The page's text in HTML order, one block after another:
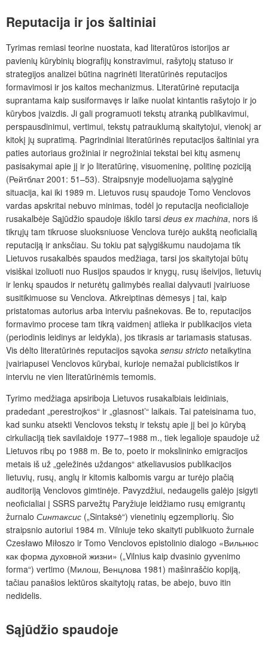
Reputacija ir jos šaltiniai
Tyrimas remiasi teorine nuostata, kad literatūros istorijos ar
pavienių kūrybinių biografijų konstravimui, rašytojų statuso ir
strategijos analizei būtina nagrinėti literatūrinės reputacijos
formavimosi ir jos kaitos mechanizmus. Literatūrinė reputacija
suprantama kaip susiformavęs ir laike nuolat kintantis rašytojo ir jo
kūrybos įvaizdis. Ji gali programuoti tekstų atranką publikavimui,
perspausdinimui, vertimui, tekstų patrauklumą skaitytojui, vienokį ar
kitokį jų supratimą. Pagrindiniai literatūrinės reputacijos šaltiniai yra
paties autoriaus grožiniai ir negrožiniai tekstai bei kitų asmenų
pasisakymai apie jį ir jo literatūrinę, visuomeninę, politinę poziciją
(Рейтблат 2001: 51–53). Straipsnyje modeliuojama sąlyginė
situacija, kai iki 1989 m. Lietuvos rusų spaudoje Tomo Venclovos
vardas apskritai nebuvo minimas, todėl jo reputacija neoficialioje
rusakalbėje Sąjūdžio spaudoje iškilo tarsi deus ex machina, nors iš
tikrųjų tam tikruose sluoksniuose Venclova turėjo aukštą neoficialią
reputaciją ir anksčiau. Su tokiu pat sąlygiškumu naudojama tik
Lietuvos rusakalbės spaudos medžiaga, tarsi jos skaitytojai būtų
visiškai izoliuoti nuo Rusijos spaudos ir knygų, rusų išeivijos, lietuvių
ir lenkų spaudos ir neturėtų galimybės realiai dalyvauti įvairiuose
susitikimuose su Venclova. Atkreiptinas dėmesys į tai, kaip
pristatomas autorius arba interviu pašnekovas. Be to, reputacijos
formavimo procese tam tikrą vaidmenį atlieka ir publikacijos vieta
(periodinis leidinys ar leidykla), jos tikrasis ar tariamasis statusas.
Vis dėlto literatūrinės reputacijos sąvoka sensu stricto netaikytina
įvairiapusei Venclovos kūrybai, kurioje nemažai publicistikos ir
interviu ne vien literatūrinėmis temomis.
Tyrimo medžiaga apsiriboja Lietuvos rusakalbiais leidiniais,
pradedant „perestrojkos“ ir „glasnost’“ laikais. Tai pateisinama tuo,
kad sunku atsekti Venclovos tekstų ir tekstų apie jį bei jo kūrybą
cirkuliaciją tiek savilaidoje 1977–1988 m., tiek legalioje spaudoje už
Lietuvos ribų po 1988 m. Be to, poeto ir mokslininko emigracijos
metais iš už „geležinės uždangos“ atkeliavusios publikacijos
lietuvių, rusų, anglų ir kitomis kalbomis vargu ar turėjo plačią
auditoriją Venclovos gimtinėje. Pavyzdžiui, nedaugelis galėjo įsigyti
neoficialiai į SSRS parvežtų Paryžiuje leidžiamo rusų emigrantų
žurnalo Синтаксис („Sintaksė“) vienetinių egzempliorių. Šio
straipsnio autoriui 1984 m. Vilniuje teko skaityti publikuoto žurnale
Czesławo Miłoszo ir Tomo Venclovos epistolinio dialogo «Вильнюс
как форма духовной жизни» („Vilnius kaip dvasinio gyvenimo
forma“) vertimo (Милош, Венцлова 1981) mašinraščio kopiją,
tačiau panašios lektūros skaitytojų ratas, be abejo, buvo itin
nedidelis.
Sąjūdžio spaudoje